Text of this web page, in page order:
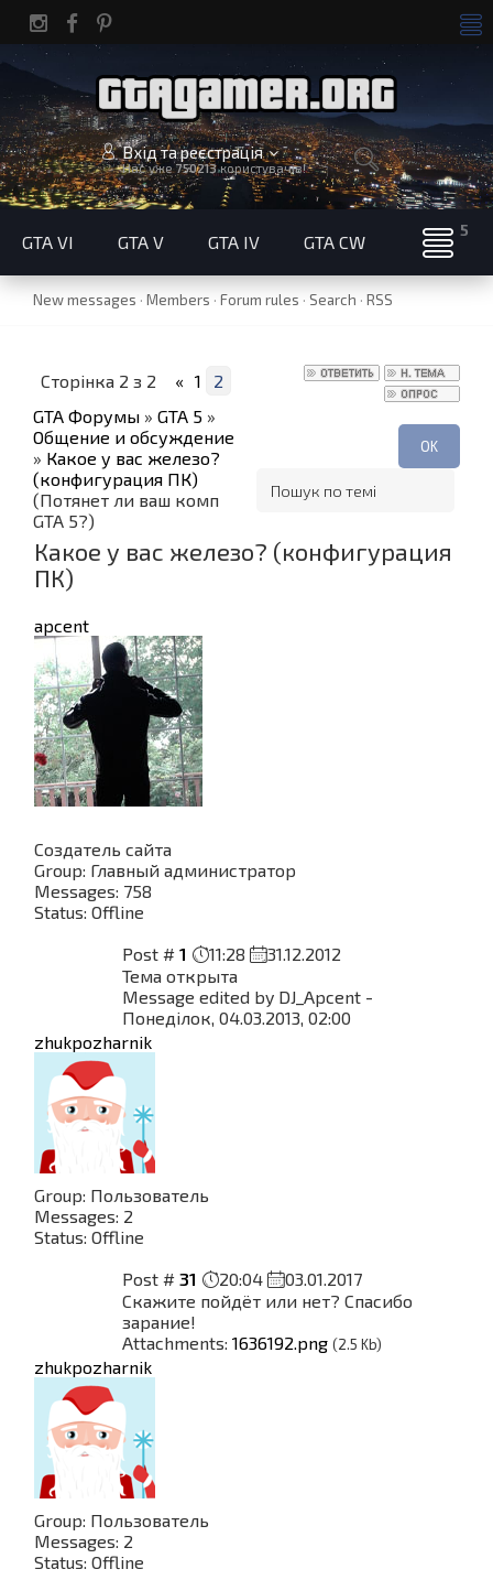
Вхід та реєстрація
Нас уже750213користувачів!
GTA VI GTA V GTA IV GTA CW
New messages · Members · Forum rules · Search · RSS
Сторінка 2 з 2 « 1
2
GTA Форумы » GTA 5 »
Общение и обсуждение
» Какое у вас железо?
(конфигурация ПК)
(Потянет ли ваш комп
GTA 5?)
Какое у вас железо? (конфигурация
ПК)
apcent
Создатель сайта
Group: Главный администратор
Messages: 758
Status: Offline
Post # 1 11:28
31.12.2012
Тема открыта
Message edited by DJ_Apcent -
Понеділок, 04.03.2013, 02:00
zhukpozharnik
Group: Пользователь
Messages: 2
Status: Offline
Post # 31 20:04
03.01.2017
Скажите пойдёт или нет? Спасибо
зарание!
Attachments: 1636192.png (2.5 Kb)
zhukpozharnik
Group: Пользователь
Messages: 2
Status: Offline